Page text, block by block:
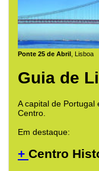
Ponte 25 de Abril , Lisboa
Guia de
A capital de Portugal
Centro.
Em destaque:
+ Centro